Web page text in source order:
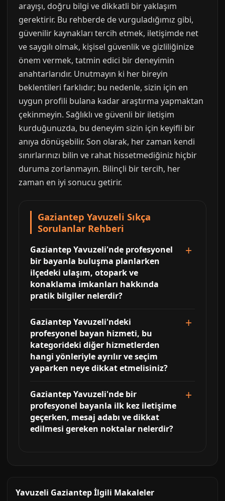
arayışı, doğru bilgi ve dikkatli bir yaklaşım
gerektirir. Bu rehberde de vurguladığımız gibi,
güvenilir kaynakları tercih etmek, iletişimde net
ve saygılı olmak, kişisel güvenlik ve gizliliğinize
önem vermek, tatmin edici bir deneyimin
anahtarlarıdır. Unutmayın ki her bireyin
beklentileri farklıdır; bu nedenle, sizin için en
uygun profili bulana kadar araştırma yapmaktan
çekinmeyin. Sağlıklı ve güvenli bir iletişim
kurduğunuzda, bu deneyim sizin için keyifli bir
anıya dönüşebilir. Son olarak, her zaman kendi
sınırlarınızı bilin ve rahat hissetmediğiniz hiçbir
duruma zorlanmayın. Bilinçli bir tercih, her
zaman en iyi sonucu getirir.
Gaziantep Yavuzeli Sıkça
Sorulanlar Rehberi
Gaziantep Yavuzeli'nde profesyonel
bir bayanla buluşma planlarken
ilçedeki ulaşım, otopark ve
konaklama imkanları hakkında
pratik bilgiler nelerdir?
Gaziantep Yavuzeli'ndeki
profesyonel bayan hizmeti, bu
kategorideki diğer hizmetlerden
hangi yönleriyle ayrılır ve seçim
yaparken neye dikkat etmelisiniz?
Gaziantep Yavuzeli'nde bir
profesyonel bayanla ilk kez iletişime
geçerken, mesaj adabı ve dikkat
edilmesi gereken noktalar nelerdir?
Yavuzeli Gaziantep İlgili Makaleler